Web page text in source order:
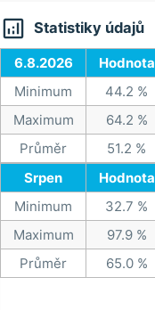
 Statistiky údajů
6.8.2026
Hodnota
Minimum
44.2 %
Maximum
64.2 %
Průměr
51.2 %
Srpen
Hodnota
Minimum
32.7 %
Maximum
97.9 %
Průměr
65.0 %